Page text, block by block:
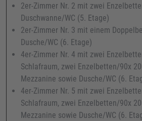
2er-Zimmer Nr. 2 mit zwei
Duschwanne/WC (5. Etage)
2er-Zimmer Nr. 3 mit einem
Dusche/WC (6. Etage)
4er-Zimmer Nr. 4 mit zwei
Schlafraum, zwei Enzelbetten/90x
Mezzanine sowie Dusche/WC (6.
4er-Zimmer Nr. 5 mit zwei
Schlafraum, zwei Enzelbetten/90x
Mezzanine sowie Dusche/WC (6.